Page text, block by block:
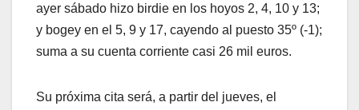
ayer sábado hizo birdie en los hoyos 2, 4, 10 y 13;
y bogey en el 5, 9 y 17, cayendo al puesto 35º (-1);
suma a su cuenta corriente casi 26 mil euros.
Su próxima cita será, a partir del jueves, el